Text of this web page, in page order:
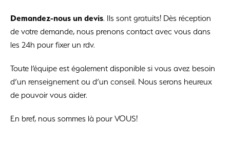
Demandez-nous un devis. Ils sont gratuits! Dès réception
de votre demande, nous prenons contact avec vous dans
les 24h pour fixer un rdv.
Toute l’équipe est également disponible si vous avez besoin
d’un renseignement ou d’un conseil. Nous serons heureux
de pouvoir vous aider.
En bref, nous sommes là pour VOUS!